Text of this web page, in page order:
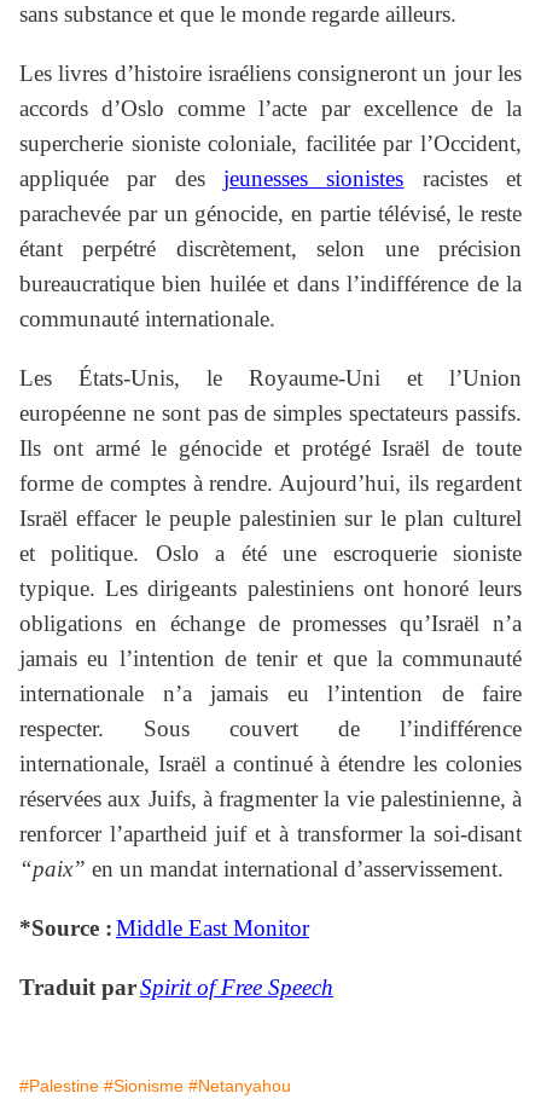
sans substance et que le monde regarde ailleurs.
Les livres d’histoire israéliens consigneront un jour les
accords d’Oslo comme l’acte par excellence de la
supercherie sioniste coloniale, facilitée par l’Occident,
appliquée par des jeunesses sionistes racistes et
parachevée par un génocide, en partie télévisé, le reste
étant perpétré discrètement, selon une précision
bureaucratique bien huilée et dans l’indifférence de la
communauté internationale.
Les États-Unis, le Royaume-Uni et l’Union
européenne ne sont pas de simples spectateurs passifs.
Ils ont armé le génocide et protégé Israël de toute
forme de comptes à rendre. Aujourd’hui, ils regardent
Israël effacer le peuple palestinien sur le plan culturel
et politique. Oslo a été une escroquerie sioniste
typique. Les dirigeants palestiniens ont honoré leurs
obligations en échange de promesses qu’Israël n’a
jamais eu l’intention de tenir et que la communauté
internationale n’a jamais eu l’intention de faire
respecter. Sous couvert de l’indifférence
internationale, Israël a continué à étendre les colonies
réservées aux Juifs, à fragmenter la vie palestinienne, à
renforcer l’apartheid juif et à transformer la soi-disant
“paix” en un mandat international d’asservissement.
*Source :Middle East Monitor
Traduit parSpirit of Free Speech
#Palestine #Sionisme #Netanyahou